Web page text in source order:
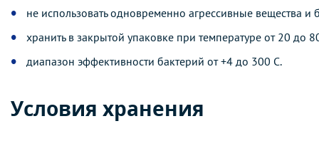
не использовать одновременно агрессивные вещества
хранить в закрытой упаковке при температуре от 20 до
диапазон эффективности бактерий от +4 до 300 С.
Условия хранения